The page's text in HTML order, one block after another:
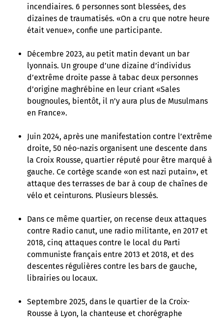
incendiaires. 6 personnes sont blessées, des
dizaines de traumatisés. «On a cru que notre heure
était venue», confie une participante.
Décembre 2023, au petit matin devant un bar
lyonnais. Un groupe d’une dizaine d’individus
d’extrême droite passe à tabac deux personnes
d’origine maghrébine en leur criant «Sales
bougnoules, bientôt, il n’y aura plus de Musulmans
en France».
Juin 2024, après une manifestation contre l’extrême
droite, 50 néo-nazis organisent une descente dans
la Croix Rousse, quartier réputé pour être marqué à
gauche. Ce cortège scande «on est nazi putain», et
attaque des terrasses de bar à coup de chaînes de
vélo et ceinturons. Plusieurs blessés.
Dans ce même quartier, on recense deux attaques
contre Radio canut, une radio militante, en 2017 et
2018, cinq attaques contre le local du Parti
communiste français entre 2013 et 2018, et des
descentes régulières contre les bars de gauche,
librairies ou locaux.
Septembre 2025, dans le quartier de la Croix-
Rousse à Lyon, la chanteuse et chorégraphe